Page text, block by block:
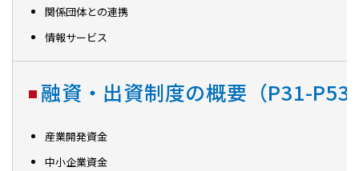
関係団体との連携
情報サービス
融資・出資制度の概要（P31-P53
産業開発資金
中小企業資金